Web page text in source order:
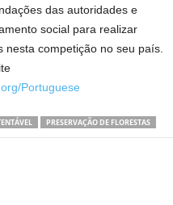
das autoridades e
social para realizar
nesta competição no seu país.
Portuguese
PRESERVAÇÃO DE FLORESTAS